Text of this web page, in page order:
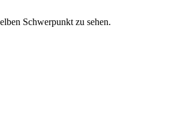
Schwerpunkt zu sehen.